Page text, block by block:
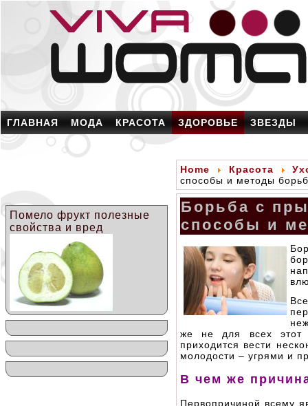
ГЛАВНАЯ МОДА КРАСОТА ЗДОРОВЬЕ ЗВЕЗДЫ
Помело фрукт полезные
свойства и вред
Home Красота
способы и методы
Борьба с
способы и
же не для всех этот
приходится вести
молодости – угрями и
В чем же
Первопричиной всему